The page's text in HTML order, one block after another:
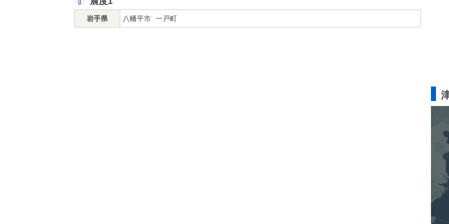
岩手県 八幡平市 一戸町